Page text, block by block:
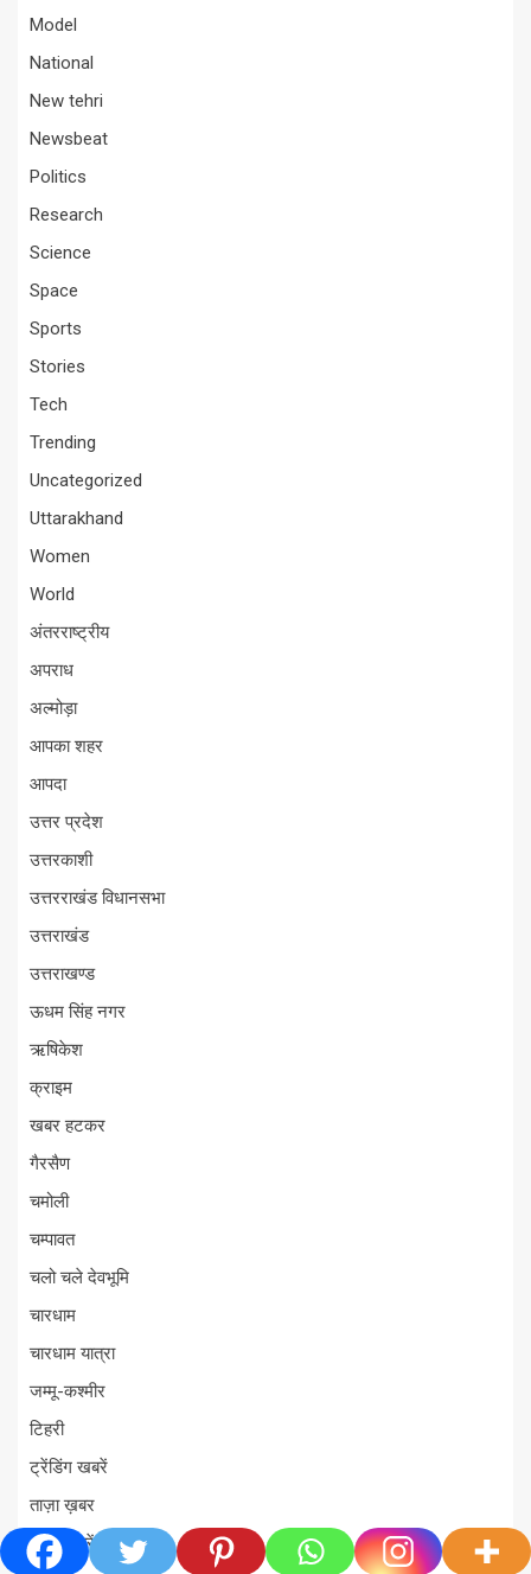
Model
National
New tehri
Newsbeat
Politics
Research
Science
Space
Sports
Stories
Tech
Trending
Uncategorized
Uttarakhand
Women
World
अंतरराष्ट्रीय
अपराध
अल्मोड़ा
आपका शहर
आपदा
उत्तर प्रदेश
उत्तरकाशी
उत्तरराखंड विधानसभा
उत्तराखंड
उत्तराखण्ड
ऊधम सिंह नगर
ऋषिकेश
क्राइम
खबर हटकर
गैरसैण
चमोली
चम्पावत
चलो चले देवभूमि
चारधाम
चारधाम यात्रा
जम्मू-कश्मीर
टिहरी
ट्रेंडिंग खबरें
ताज़ा ख़बर
ताज़ा ख़बरें